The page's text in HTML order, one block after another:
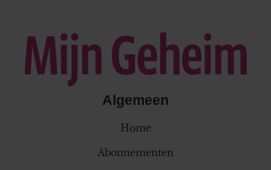
Algemeen
Home
Abonnementen